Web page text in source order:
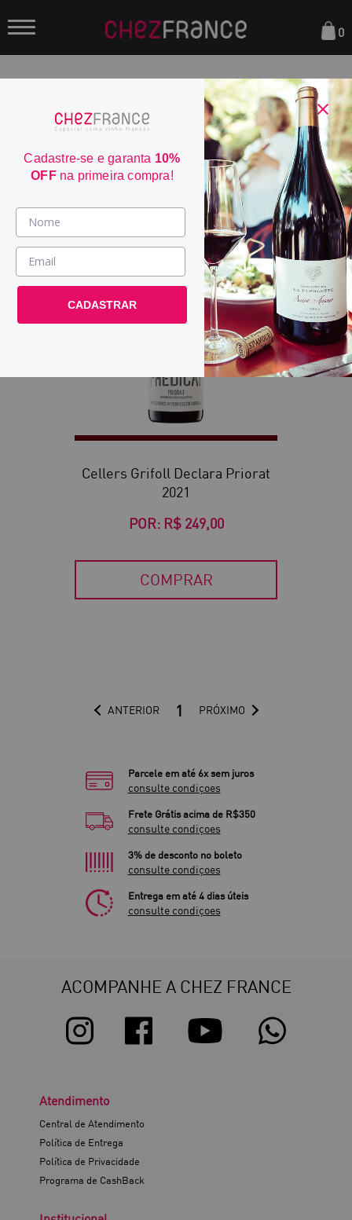
Vinhos >
País / Região >
Le Club >
0
ORDENAR POR:
Cellers Grifoll Declara Priorat
2021
POR: R$ 249,00
COMPRAR
ANTERIOR 1 PRÓXIMO
Parcele em até 6x sem juros
consulte condiçoes
Frete Grátis acima de R$350
consulte condiçoes
3% de desconto no boleto
consulte condiçoes
Entrega em até 4 dias úteis
consulte condiçoes
ACOMPANHE A CHEZ FRANCE
Atendimento
Central de Atendimento
Política de Entrega
Política de Privacidade
Programa de CashBack
Cadastre-se e garanta 10%
OFFna primeira compra!
CADASTRAR